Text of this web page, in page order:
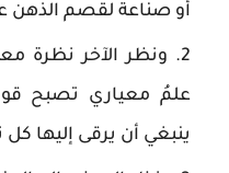
أو صناعة لقصم الذهن
ونظر الآخر نظرة
علمُ معياري تصبح
ينبغي أن يرقى إليها